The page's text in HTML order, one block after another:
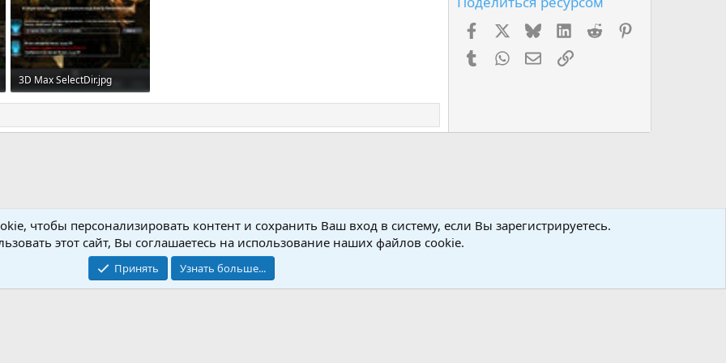
3D Max SelectDir.jpg
132.2 KB · Просмотры: 796
FacebookX (Twitter)
Bluesky LinkedInReddit
TumblrWhatsAppЭлектронная почта
Ссылка
Обратная связь
чтобы персонализировать контент и сохранить Ваш вход в систему, если Вы зарегистрируетесь.
этот сайт, Вы соглашаетесь на использование наших файлов cookie.
Принять Узнать больше...